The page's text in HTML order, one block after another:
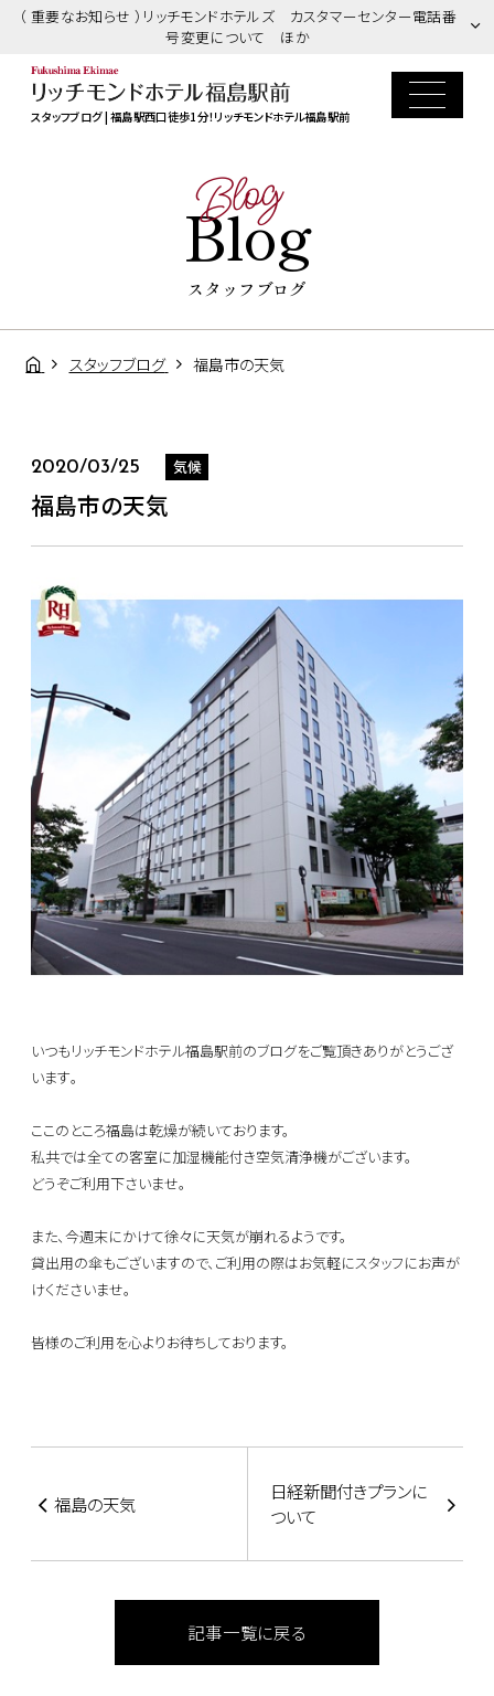
（ 重要なお知らせ ）リッチモンドホテルズ カスタマーセンター電話番
号変更について ほか
スタッフブログ | 福島駅西口徒歩1分！リッチモンドホテル福島駅前
Blog
Blog
スタッフブログ
スタッフブログ 福島市の天気
2020/03/25 気候
福島市の天気
いつもリッチモンドホテル福島駅前のブログをご覧頂きありがとうござ
います｡
ここのところ福島は乾燥が続いております。
私共では全ての客室に加湿機能付き空気清浄機がございます。
どうぞご利用下さいませ。
また、今週末にかけて徐々に天気が崩れるようです。
貸出用の傘もございますので、 ご利用の際はお気軽にスタッフにお声が
けくださいませ。
皆様のご利用を心よりお待ちしております。
福島の天気
日経新聞付きプランに
ついて
記事一覧に戻る